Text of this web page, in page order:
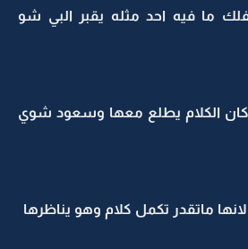
فيه احد مثله يقبر البي شو
يطلع معها وسعود شوي
ماتقدر تكمل كلام وهو يناظرها